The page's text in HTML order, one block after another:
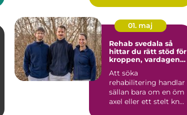
skador och kla...
01. maj
Rehab svedala så
hittar du rätt stöd för
kroppen, vardagen
Att söka
rehabilitering handlar
sällan bara om en öm
axel eller ett stelt knä.